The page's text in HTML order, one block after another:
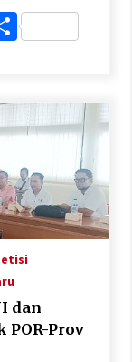
Share
dan
POR-Prov